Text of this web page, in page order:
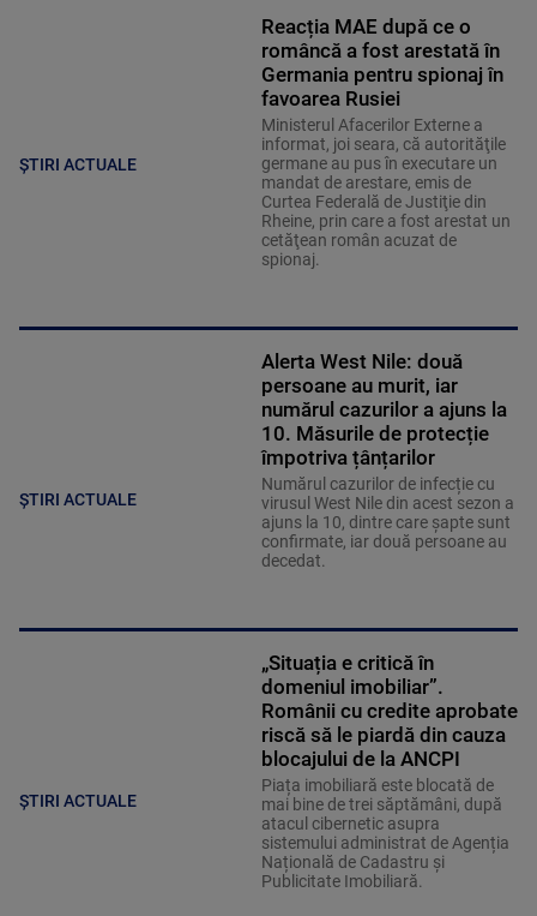
ȘTIRI ACTUALE
Reacția MAE după ce o
româncă a fost arestată în
Germania pentru spionaj în
favoarea Rusiei
Ministerul Afacerilor Externe a
informat, joi seara, că autorităţile
germane au pus în executare un
mandat de arestare, emis de
Curtea Federală de Justiţie din
Rheine, prin care a fost arestat un
cetăţean român acuzat de
spionaj.
ȘTIRI ACTUALE
Alerta West Nile: două
persoane au murit, iar
numărul cazurilor a ajuns la
10. Măsurile de protecție
împotriva țânțarilor
Numărul cazurilor de infecție cu
virusul West Nile din acest sezon a
ajuns la 10, dintre care șapte sunt
confirmate, iar două persoane au
decedat.
ȘTIRI ACTUALE
„Situația e critică în
domeniul imobiliar”.
Românii cu credite aprobate
riscă să le piardă din cauza
blocajului de la ANCPI
Piața imobiliară este blocată de
mai bine de trei săptămâni, după
atacul cibernetic asupra
sistemului administrat de Agenția
Națională de Cadastru și
Publicitate Imobiliară.